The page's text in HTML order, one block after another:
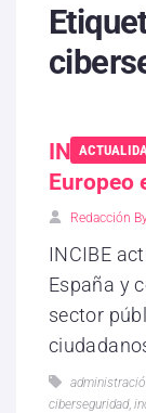
INCIBE,
Europeo
Redacción
INCIBE
España y
sector
ciberseguridad,